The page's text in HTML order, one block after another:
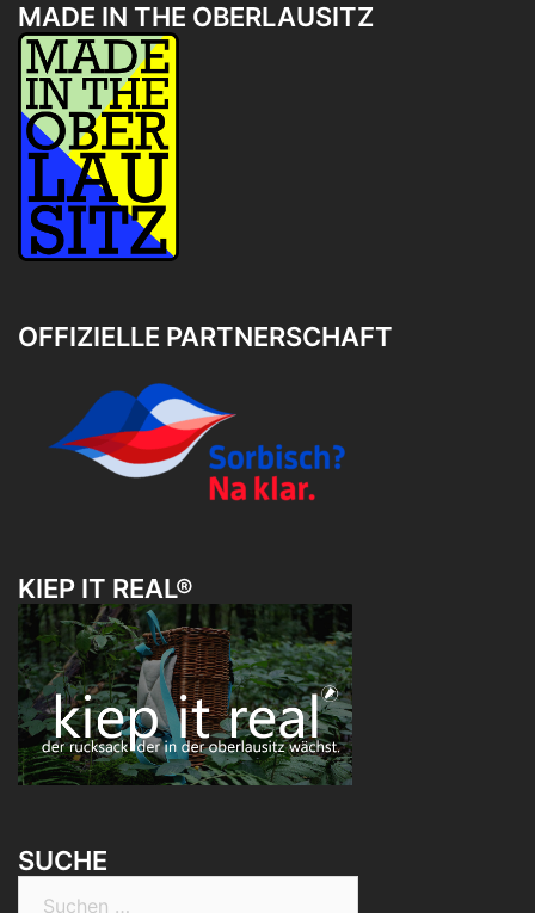
MADE IN THE OBERLAUSITZ
OFFIZIELLE PARTNERSCHAFT
KIEP IT REAL®
SUCHE